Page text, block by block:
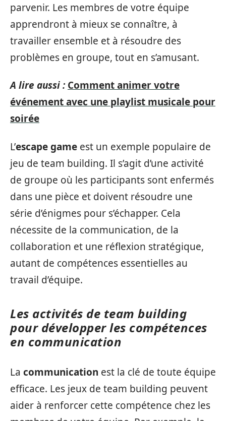
parvenir. Les membres de votre équipe
apprendront à mieux se connaître, à
travailler ensemble et à résoudre des
problèmes en groupe, tout en s’amusant.
A lire aussi : Comment animer votre
événement avec une playlist musicale pour
soirée
L’escape game est un exemple populaire de
jeu de team building. Il s’agit d’une activité
de groupe où les participants sont enfermés
dans une pièce et doivent résoudre une
série d’énigmes pour s’échapper. Cela
nécessite de la communication, de la
collaboration et une réflexion stratégique,
autant de compétences essentielles au
travail d’équipe.
Les activités de team building
pour développer les compétences
en communication
La communication est la clé de toute équipe
efficace. Les jeux de team building peuvent
aider à renforcer cette compétence chez les